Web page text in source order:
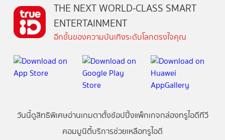
THE NEXT WORLD-CLASS SMART
ENTERTAINMENT
อีกขั้นของความบันเทิงระดับโลกตรงใจคุณ
วันนี้ดูสิทธิพิเศษอ่านเกมตาตั้งช้อปปิ้งแพ็กเกจกล่องทรูไอดีทีวี
คอมมูนิตี้บริการช่วยเหลือทรูไอดี